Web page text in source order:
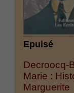
Epuisé
Decroocq-
Marie :
Marguerite